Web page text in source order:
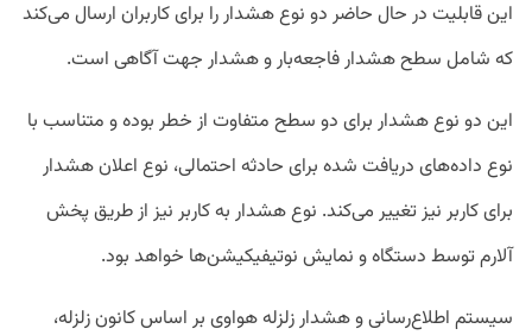
این قابلیت در حال حاضر دو نوع هشدار را برای کاربران ارسال می‌کند
که شامل سطح هشدار فاجعه‌بار و هشدار جهت آگاهی است.
این دو نوع هشدار برای دو سطح متفاوت از خطر بوده و متناسب با
نوع داده‌های دریافت شده برای حادثه احتمالی، نوع اعلان هشدار
برای کاربر نیز تغییر می‌کند. نوع هشدار به کاربر نیز از طریق پخش
آلارم توسط دستگاه و نمایش نوتیفیکیشن‌‌ها خواهد بود.
سیستم اطلاع‌رسانی و هشدار زلزله هواوی بر اساس کانون زلزله،